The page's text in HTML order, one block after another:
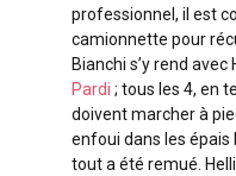
professionnel, il est
camionnette pour
Bianchi s’y rend
Pardi ; tous les 4, en
doivent marcher à
enfoui dans les épais
tout a été remué.